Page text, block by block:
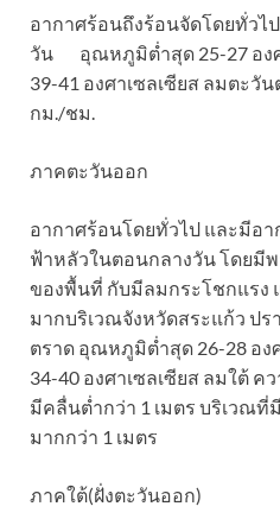
อากาศร้อนถึงร้อนจัดโดยทั่วไ
วัน อุณหภูมิต่ำสุด 25-27 อง
39-41 องศาเซลเซียส ลมตะวัน
กม./ชม.
ภาคตะวันออก
อากาศร้อนโดยทั่วไป และมีอ
ฟ้าหลัวในตอนกลางวัน โดยมี
ของพื้นที่ กับมีลมกระโชกแรง
มากบริเวณจังหวัดสระแก้ว ปร
ตราด อุณหภูมิต่ำสุด 26-28 อ
34-40 องศาเซลเซียส ลมใต้ ค
มีคลื่นต่ำกว่า 1 เมตร บริเวณ
มากกว่า 1 เมตร
ภาคใต้(ฝั่งตะวันออก)